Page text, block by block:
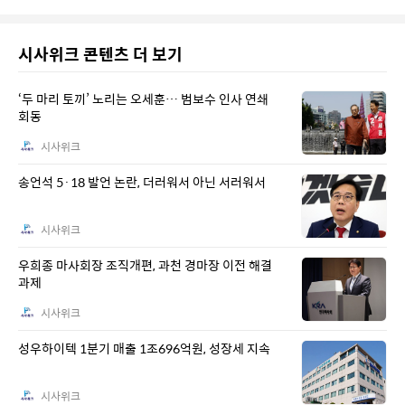
시사위크 콘텐츠 더 보기
‘두 마리 토끼’ 노리는 오세훈… 범보수 인사 연쇄
회동
시사위크
송언석 5·18 발언 논란, 더러워서 아닌 서러워서
시사위크
우희종 마사회장 조직개편, 과천 경마장 이전 해결
과제
시사위크
성우하이텍 1분기 매출 1조696억원, 성장세 지속
시사위크